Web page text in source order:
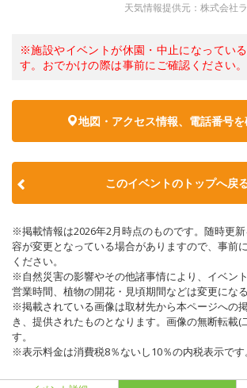
天気情報提供元：株式会社
※施設やイベントが休園・中止になってい
す。おでかけの際は事前にご確認ください。
地図・アクセス情報、電話番号
このイベントのトップへ戻
※掲載情報は2026年2月時点のものです。随時更
容が変更となっている場合がありますので、事前
ください。
※自然災害の影響やその他諸事情により、イベン
営業時間、植物の開花・見頃期間などは変更にな
※掲載されている画像は取材先から本ページへの
き、提供されたものとなります。画像の無断転載(
す。
※表示料金は消費税8％ないし10％の内税表示です。